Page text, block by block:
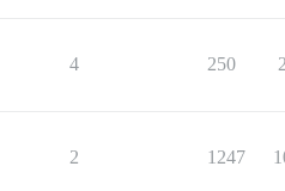
4 250
2 1247